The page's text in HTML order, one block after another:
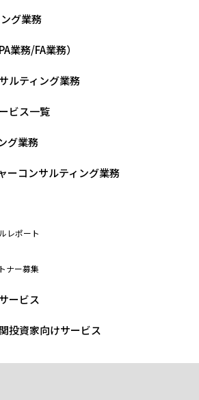
グ業務
業務/FA業務）
ルティング業務
ビス一覧
グ業務
ーコンサルティング業務
レポート
ナー募集
ービス
投資家向けサービス